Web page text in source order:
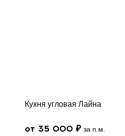
Кухня угловая Лайна
от 35 000 ₽ за п.м.